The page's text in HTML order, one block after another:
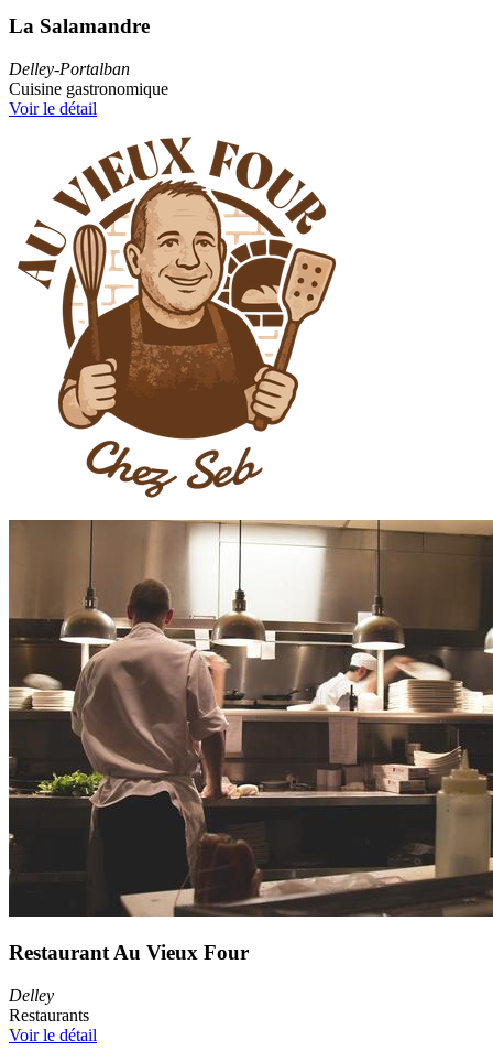
La Salamandre
Delley-Portalban
Cuisine gastronomique
Voir le détail
Restaurant Au Vieux Four
Delley
Restaurants
Voir le détail